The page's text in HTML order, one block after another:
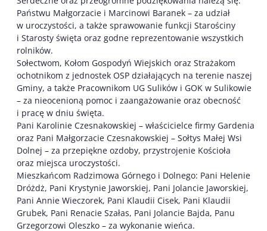
Państwu Małgorzacie i Marcinowi Baranek – za udział
w uroczystości, a także sprawowanie funkcji Starościny
i Starosty święta oraz godne reprezentowanie wszystkich
rolników.
Sołectwom, Kołom Gospodyń Wiejskich oraz Strażakom
ochotnikom z jednostek OSP działających na terenie naszej
Gminy, a także Pracownikom UG Sulików i GOK w Sulikowie
– za nieocenioną pomoc i zaangażowanie oraz obecność
i pracę w dniu święta.
Pani Karolinie Czesnakowskiej – właścicielce firmy Gardenia
oraz Pani Małgorzacie Czesnakowskiej – Sołtys Małej Wsi
Dolnej – za przepiękne ozdoby, przystrojenie Kościoła
oraz miejsca uroczystości.
Mieszkańcom Radzimowa Górnego i Dolnego: Pani Helenie
Dróżdż, Pani Krystynie Jaworskiej, Pani Jolancie Jaworskiej,
Pani Annie Wieczorek, Pani Klaudii Cisek, Pani Klaudii
Grubek, Pani Renacie Szałas, Pani Jolancie Bajda, Panu
Grzegorzowi Oleszko – za wykonanie wieńca.